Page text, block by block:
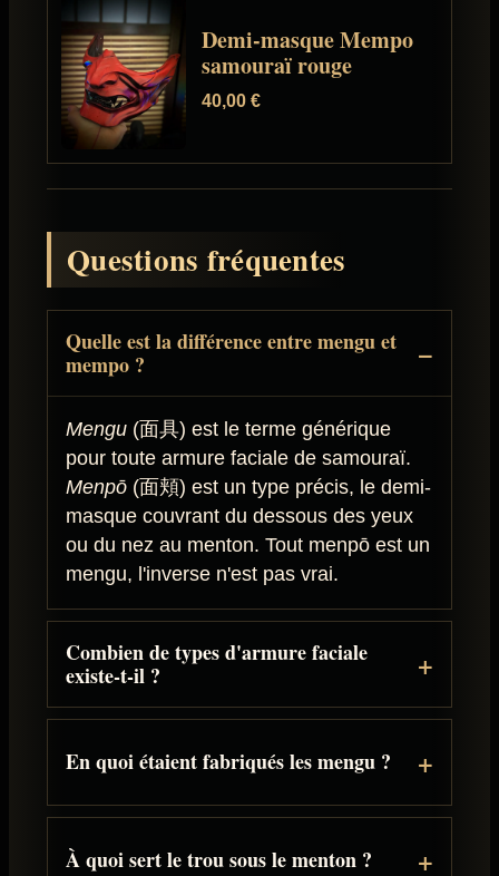
Demi-masque Mempo
samouraï rouge
40,00 €
Questions fréquentes
Quelle est la différence entre mengu et
mempo ?
Mengu (面具) est le terme générique
pour toute armure faciale de samouraï.
Menpō (面頬) est un type précis, le demi-
masque couvrant du dessous des yeux
ou du nez au menton. Tout menpō est un
mengu, l'inverse n'est pas vrai.
Combien de types d'armure faciale
existe-t-il ?
En quoi étaient fabriqués les mengu ?
À quoi sert le trou sous le menton ?